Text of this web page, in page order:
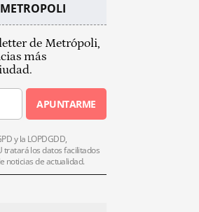
de Metrópoli,
más
APUNTARME
y la LOPDGDD,
tratará los datos facilitados
noticias de actualidad.